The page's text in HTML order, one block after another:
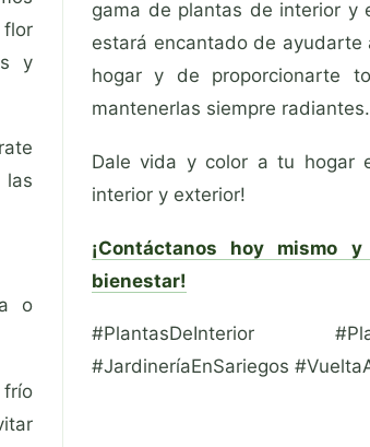
y
las
o
gama de plantas de interior y
estará encantado de ayudarte
hogar y de proporcionarte
mantenerlas siempre radiantes.
Dale vida y color a tu hogar
interior y exterior!
¡Contáctanos hoy mismo
bienestar!
#PlantasDeInterior
#JardineríaEnSariegos